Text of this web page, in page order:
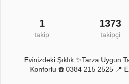
1373
takipçi
1
takip
✨Evinizdeki Şıklık ✨Tarza Uygun
Konforlu ☎️ 0384 215 2525 📍